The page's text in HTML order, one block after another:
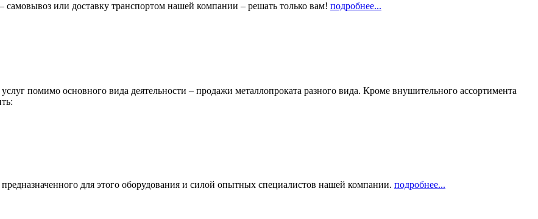
самовывоз или доставку транспортом нашей компании – решать только вам! подробнее...
помимо основного вида деятельности – продажи металлопроката разного вида. Кроме внушительного ассортимента
для этого оборудования и силой опытных специалистов нашей компании. подробнее...